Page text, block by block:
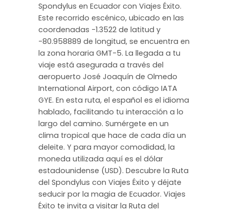
Spondylus en Ecuador con Viajes Éxito.
Este recorrido escénico, ubicado en las
coordenadas -1.3522 de latitud y
-80.958889 de longitud, se encuentra en
la zona horaria GMT-5. La llegada a tu
viaje está asegurada a través del
aeropuerto José Joaquín de Olmedo
International Airport, con código IATA
GYE. En esta ruta, el español es el idioma
hablado, facilitando tu interacción a lo
largo del camino. Sumérgete en un
clima tropical que hace de cada día un
deleite. Y para mayor comodidad, la
moneda utilizada aquí es el dólar
estadounidense (USD). Descubre la Ruta
del Spondylus con Viajes Éxito y déjate
seducir por la magia de Ecuador. Viajes
Éxito te invita a visitar la Ruta del